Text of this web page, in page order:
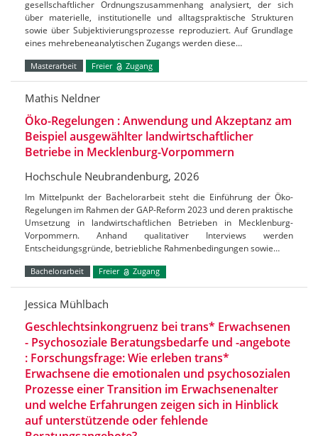
gesellschaftlicher Ordnungszusammenhang analysiert, der sich
über materielle, institutionelle und alltagspraktische Strukturen
sowie über Subjektivierungsprozesse reproduziert. Auf Grundlage
eines mehrebeneanalytischen Zugangs werden diese…
Masterarbeit Freier Zugang
Mathis Neldner
Öko-Regelungen : Anwendung und Akzeptanz am
Beispiel ausgewählter landwirtschaftlicher
Betriebe in Mecklenburg-Vorpommern
Hochschule Neubrandenburg, 2026
Im Mittelpunkt der Bachelorarbeit steht die Einführung der Öko-
Regelungen im Rahmen der GAP-Reform 2023 und deren praktische
Umsetzung in landwirtschaftlichen Betrieben in Mecklenburg-
Vorpommern. Anhand qualitativer Interviews werden
Entscheidungsgründe, betriebliche Rahmenbedingungen sowie…
Bachelorarbeit Freier Zugang
Jessica Mühlbach
Geschlechtsinkongruenz bei trans* Erwachsenen
- Psychosoziale Beratungsbedarfe und -angebote
: Forschungsfrage: Wie erleben trans*
Erwachsene die emotionalen und psychosozialen
Prozesse einer Transition im Erwachsenenalter
und welche Erfahrungen zeigen sich in Hinblick
auf unterstützende oder fehlende